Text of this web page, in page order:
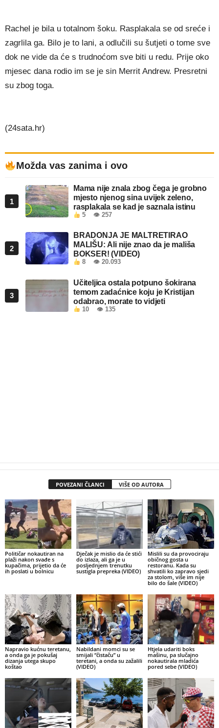
Rachel je bila u totalnom šoku. Rasplakala se od sreće i
zagrlila ga. Bilo je to lani, a odlučili su šutjeti o tome sve
dok ne vide da će s trudnoćom sve biti u redu. Prije oko
mjesec dana rodio im se je sin Merrit Andrew. Presretni
su zbog toga.
(24sata.hr)
Možda vas zanima i ovo
1
Mama nije znala zbog čega je grobno
mjesto njenog sina uvijek zeleno,
rasplakala se kad je saznala istinu
5 👁 257
2
BRADONJA JE MALTRETIRAO
MALIŠU: Ali nije znao da je mališa
BOKSER! (VIDEO)
8 👁 20.093
3
Učiteljica ostala potpuno šokirana
temom zadaćnice koju je Kristijan
odabrao, morate to vidjeti
10 👁 135
POVEZANI ČLANCI VIŠE OD AUTORA
Političar nokautiran na
plaži nakon svađe s
kupačima, prijetio da će
ih poslati u bolnicu
Dječak je mislio da će stići
do izlaza, ali ga je u
posljednjem trenutku
sustigla prepreka (VIDEO)
Mislili su da provociraju
običnog gosta u
restoranu. Kada su
shvatili ko zapravo sjedi
za stolom, više im nije
bilo do šale (VIDEO)
Napravio kućnu teretanu,
a onda ga je pokušaj
dizanja utega skupo
koštao
Nabildani momci su se
smijali “čistaču” u
teretani, a onda su zažalili
(VIDEO)
Htjela udariti boks
mašinu, pa slučajno
nokautirala mladića
pored sebe (VIDEO)